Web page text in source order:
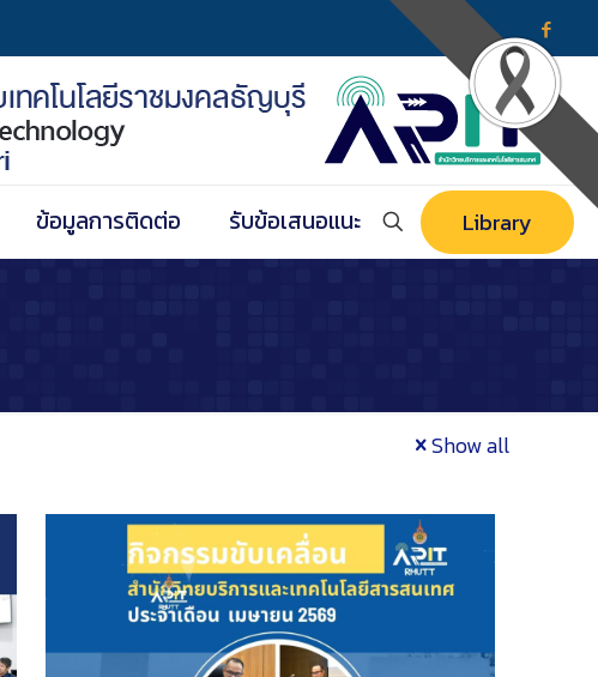
ข้อมูลการติดต่อ รับข้อเสนอแนะ Library
Show all